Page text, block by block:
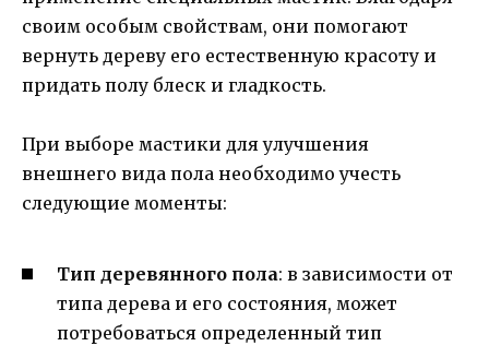
своим особым свойствам, они помогают
вернуть дереву его естественную красоту и
придать полу блеск и гладкость.
При выборе мастики для улучшения
внешнего вида пола необходимо учесть
следующие моменты:
Тип деревянного пола: в зависимости от
типа дерева и его состояния, может
потребоваться определенный тип